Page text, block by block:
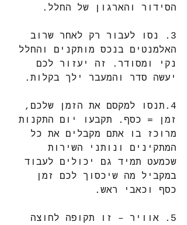
הסידור והארגון של החלל.
3. נסו לעבור רק לאחר שרוב
האלמנטים בנכס מותקנים והחלל
נקי ומסודר. זה יעזור לכם
יעשה סדר והמעבר ילך בקלות.
4.תנסו למקסם את הזמן שלכם,
זמן = כסף. תקבעו יום התקנות
מרוכז בו אתם מקבלים את כל
המתקינים ונותני השירות
שכמעט תמיד גם יכולים לעבוד
במקביל מה שיכסוך לכם זמן
כסף וכאבי ראש.
5. אוויר – זו תקופה לחוצה